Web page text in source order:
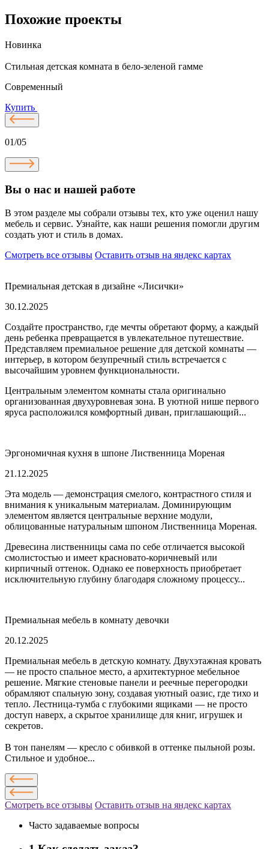
Похожие проекты
Новинка
Стильная детская комната в бело-зеленой гамме
Современный
Купить
01/05
Вы о нас и нашей работе
В этом разделе мы собрали отзывы тех, кто уже оценил нашу
мебель и сервис. Узнайте, как наши решения помогли другим
создать уют и стиль в домах.
Смотреть все отзывы Оставить отзыв на яндекс картах
Премиальная детская в дизайне «Лисички»
30.12.2025
Создайте пространство, где мечты обретают форму, а каждый
день ребенка превращается в увлекательное путешествие.
Представляем премиальное решение для детской комнаты —
интерьер, в котором безупречный стиль встречается с
высочайшим уровнем функциональности.
Центральным элементом комнаты стала оригинально
организованная двухуровневая зона. В уютной нише первого
яруса расположился комфортный диван, приглашающий...
Эргономичная кухня в шпоне Лиственница Мореная
21.12.2025
Эта модель — демонстрация смелого, контрастного стиля и
внимания к уникальным материалам. Доминирующим
элементом является центральные верхние модули,
облицованные натуральным шпоном Лиственница Мореная.
Древесина лиственницы сама по себе отличается высокой
смолистостью и имеет красновато-коричневый или
кирпичный оттенок. Однако ее поверхность приобретает
исключительную глубину благодаря сложному процессу...
Премиальная мебель в комнату девочки
20.12.2025
Премиальная мебель в детскую комнату. Двухэтажная кровать
— не просто спальное место, а архитектурное мебельное
решение. Мягкие стеновые панели и реечные перегородки
обрамляют спальную зону, создавая уютный оазис, где тихо и
тепло. Лестница-тумба с глубокими ящиками — не просто
доступ наверх, а скрытое хранилище для книг, игрушек и
секретов.
В тон панелям — кресло с обивкой в оттенке пыльной розы.
Стильное и удобное...
Смотреть все отзывы Оставить отзыв на яндекс картах
Часто задаваемые вопросы